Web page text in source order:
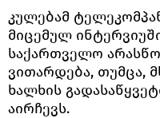
კულებამ
მიცემულ
საქართველო
ვითარდება,
ხალხის
აირჩევს.